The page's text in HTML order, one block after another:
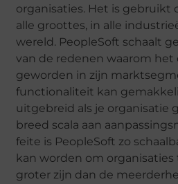
organisaties. Het is gebruikt
alle groottes, in alle
wereld. PeopleSoft schaalt
van de redenen waarom het
geworden in zijn
functionaliteit kan
uitgebreid als je organisatie
breed scala aan
feite is PeopleSoft zo
kan worden om
groter zijn dan de